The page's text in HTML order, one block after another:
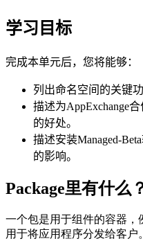
学习目标
完成本单元后，您将能够：
列出命名空间的关键功
描述为AppExchange
的好处。
描述安装Managed-
的影响。
Package里有什么
一个包是用于组件的容器，
用于将应用程序分发给客